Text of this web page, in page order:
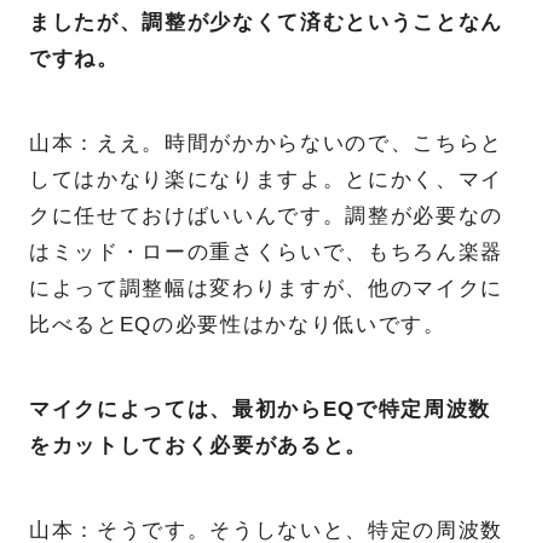
ましたが、調整が少なくて済むということなん
ですね。
山本：ええ。時間がかからないので、こちらと
してはかなり楽になりますよ。とにかく、マイ
クに任せておけばいいんです。調整が必要なの
はミッド・ローの重さくらいで、もちろん楽器
によって調整幅は変わりますが、他のマイクに
比べるとEQの必要性はかなり低いです。
マイクによっては、最初からEQで特定周波数
をカットしておく必要があると。
山本：そうです。そうしないと、特定の周波数